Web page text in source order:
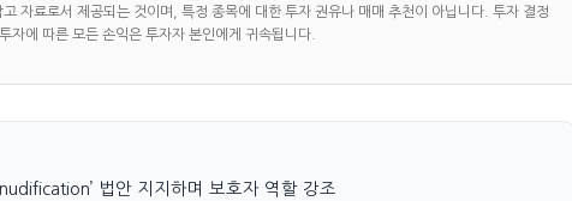
자료로서 제공되는 것이며, 특정 종목에 대한 투자 권유나 매매 추천이 아닙니다. 투자 결정
자에 따른 모든 손익은 투자자 본인에게 귀속됩니다.
법안 지지하며 보호자 역할 강조